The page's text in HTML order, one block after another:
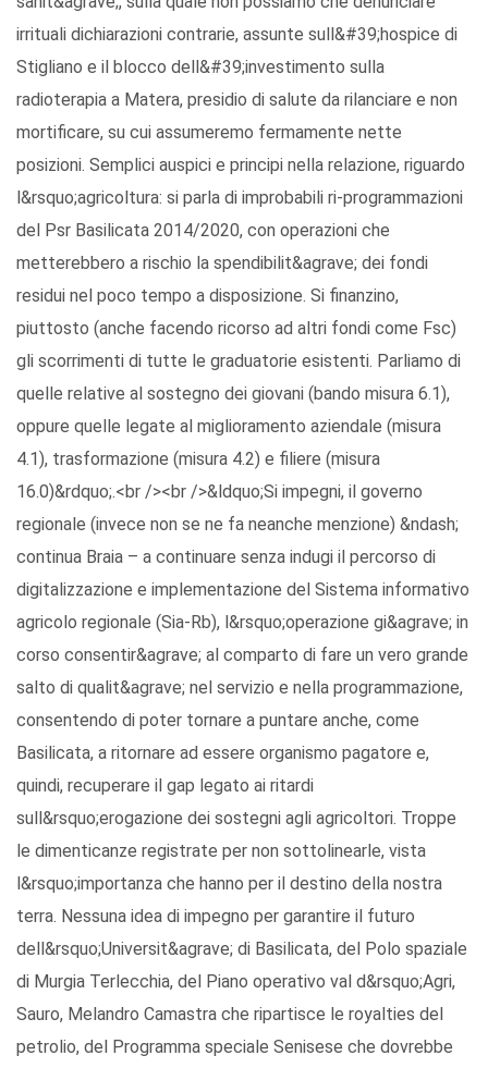
irrituali dichiarazioni contrarie, assunte sull&#39;hospice di
Stigliano e il blocco dell&#39;investimento sulla
radioterapia a Matera, presidio di salute da rilanciare e non
mortificare, su cui assumeremo fermamente nette
posizioni. Semplici auspici e principi nella relazione, riguardo
l&rsquo;agricoltura: si parla di improbabili ri-programmazioni
del Psr Basilicata 2014/2020, con operazioni che
metterebbero a rischio la spendibilit&agrave; dei fondi
residui nel poco tempo a disposizione. Si finanzino,
piuttosto (anche facendo ricorso ad altri fondi come Fsc)
gli scorrimenti di tutte le graduatorie esistenti. Parliamo di
quelle relative al sostegno dei giovani (bando misura 6.1),
oppure quelle legate al miglioramento aziendale (misura
4.1), trasformazione (misura 4.2) e filiere (misura
16.0)&rdquo;.<br /><br />&ldquo;Si impegni, il governo
regionale (invece non se ne fa neanche menzione) &ndash;
continua Braia – a continuare senza indugi il percorso di
digitalizzazione e implementazione del Sistema informativo
agricolo regionale (Sia-Rb), l&rsquo;operazione gi&agrave; in
corso consentir&agrave; al comparto di fare un vero grande
salto di qualit&agrave; nel servizio e nella programmazione,
consentendo di poter tornare a puntare anche, come
Basilicata, a ritornare ad essere organismo pagatore e,
quindi, recuperare il gap legato ai ritardi
sull&rsquo;erogazione dei sostegni agli agricoltori. Troppe
le dimenticanze registrate per non sottolinearle, vista
l&rsquo;importanza che hanno per il destino della nostra
terra. Nessuna idea di impegno per garantire il futuro
dell&rsquo;Universit&agrave; di Basilicata, del Polo spaziale
di Murgia Terlecchia, del Piano operativo val d&rsquo;Agri,
Sauro, Melandro Camastra che ripartisce le royalties del
petrolio, del Programma speciale Senisese che dovrebbe